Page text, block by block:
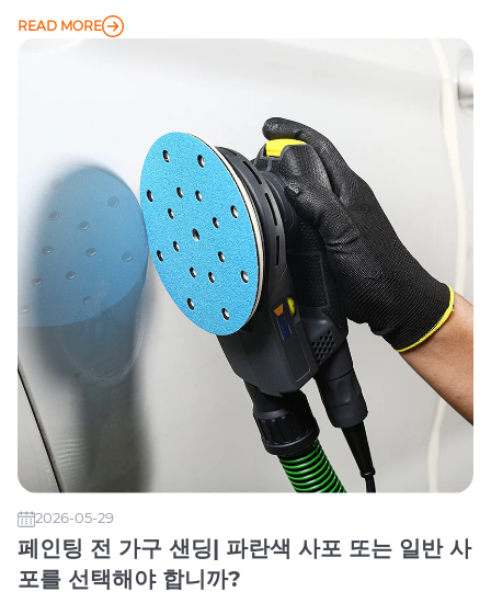
READ MORE
2026-05-29
페인팅 전 가구 샌딩| 파란색 사포 또는 일반 사
포를 선택해야 합니까?